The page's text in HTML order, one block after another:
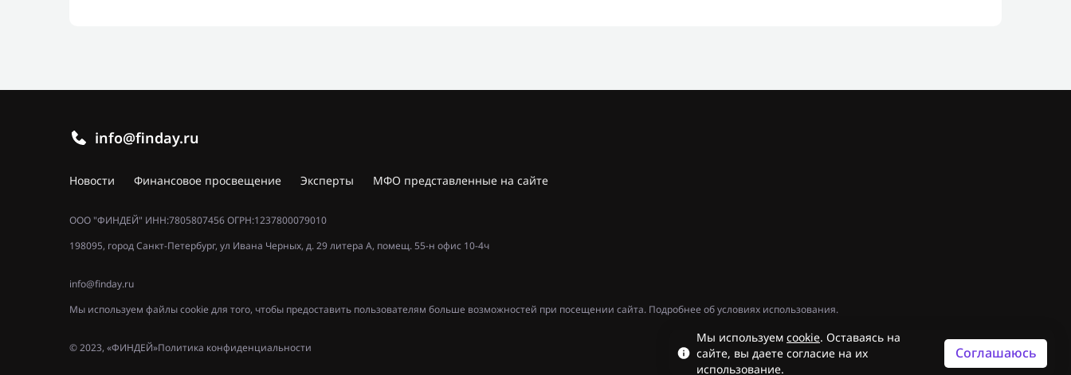
info@finday.ru
Новости Финансовое просвещение Эксперты МФО представленные на сайте
ООО "ФИНДЕЙ" ИНН:7805807456 ОГРН:1237800079010
198095, город Санкт-Петербург, ул Ивана Черных, д. 29 литера А, помещ. 55-н офис 10-4ч
info@finday.ru
Мы используем файлы cookie для того, чтобы предоставить пользователям больше возможностей при посещении сайта. Подробнее об условиях использования.
Политика конфиденциальности
© 2023, «ФИНДЕЙ»
Мы используем cookie. Оставаясь на
сайте, вы даете согласие на их
использование.
Соглашаюсь